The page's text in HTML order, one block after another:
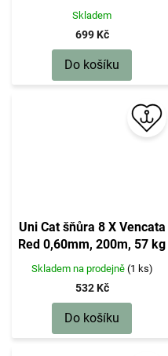
200m|0,60mm, 75kg
Skladem
699 Kč
Do košíku
Uni Cat šňůra 8 X Vencata
Red 0,60mm, 200m, 57 kg
Skladem na prodejně (1 ks)
532 Kč
Do košíku